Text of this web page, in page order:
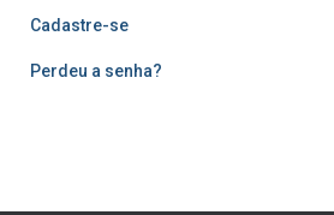
Cadastre-se
Perdeu a senha?